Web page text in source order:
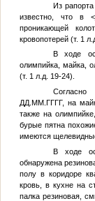
Из
известно, что в
проникающей
кровопотерей (т. 1
В ходе
олимпийка, майка,
(т. 1 л.д. 19-24).
ДД.ММ.ГГГГ, на
также на
бурые пятна
имеются
В ходе
обнаружена
полу в коридоре
кровь, в кухне на
палка резиновая,